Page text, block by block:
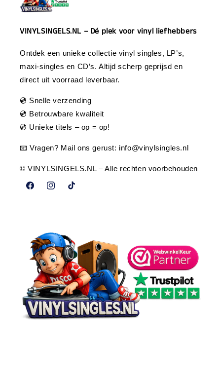
VINYLSINGELS.NL – Dé plek voor vinyl liefhebbers
Ontdek een unieke collectie vinyl singles, LP’s,
maxi-singles en CD’s. Altijd scherp geprijsd en
direct uit voorraad leverbaar.
💿 Snelle verzending
💿 Betrouwbare kwaliteit
💿 Unieke titels – op = op!
📧 Vragen? Mail ons gerust: info@vinylsingles.nl
© VINYLSINGELS.NL – Alle rechten voorbehouden
FacebookInstagramTikTok